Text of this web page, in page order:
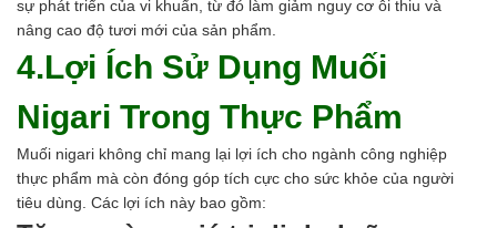
sự phát triển của vi khuẩn, từ đó làm giảm nguy cơ ôi thiu và
nâng cao độ tươi mới của sản phẩm.
4.Lợi Ích Sử Dụng Muối
Nigari Trong Thực Phẩm
Muối nigari không chỉ mang lại lợi ích cho ngành công nghiệp
thực phẩm mà còn đóng góp tích cực cho sức khỏe của người
tiêu dùng. Các lợi ích này bao gồm: